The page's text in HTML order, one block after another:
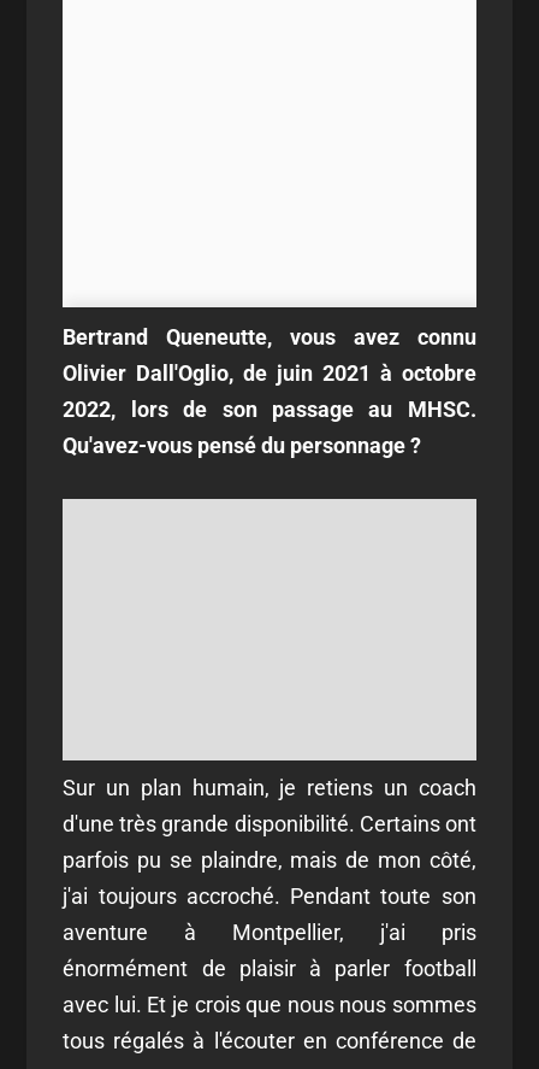
Bertrand Queneutte, vous avez connu
Olivier Dall'Oglio, de juin 2021 à octobre
2022, lors de son passage au MHSC.
Qu'avez-vous pensé du personnage ?
Sur un plan humain, je retiens un coach
d'une très grande disponibilité. Certains ont
parfois pu se plaindre, mais de mon côté,
j'ai toujours accroché. Pendant toute son
aventure à Montpellier, j'ai pris
énormément de plaisir à parler football
avec lui. Et je crois que nous nous sommes
tous régalés à l'écouter en conférence de